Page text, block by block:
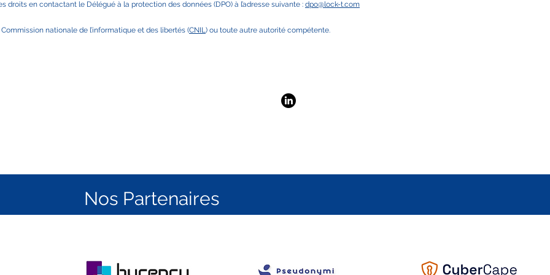
juridique
droits en contactant le Délégué à la protection des données (DPO) à l’adresse suivante : dpo@lock-t.com
nationale de l’informatique et des libertés (CNIL) ou toute autre autorité compétente.
Nos Partenaires